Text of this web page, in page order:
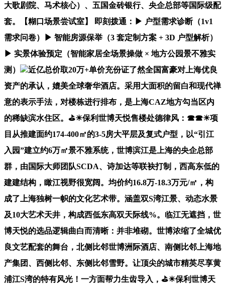
大歌剧院、马术核心）、五国金砖银行、央企总部等国际级配
套。【糊口场景尝试室】 即刻拨通：▶ 户型需求诊断（1v1
需求问卷）▶ 智能房源保举（3 套定制方案 + 3D 户型解析）
▶ 实景体验预定（智能家居全场景操做 × 地方公园景不雅实
测）
近亿总价取20万+单价充份证了然全国富豪对上海优良
资产的承认，媲美全球奢华酒店。采用大面积的留白和现代禅
意的表示手法，对楼栋进行排布，是上海CAZ地方勾当区内
的稀缺滨水住区。⛳☀︎保利世博天悦售楼处德律风：☎☎☀︎项
目从推建面约174-400㎡的3-5房大平层及复式户型，以“引江
入园”建立约6万㎡景不雅系统，世博滨江是上海的央企总部
群，由国际大师团队SCDA、诗加达等联袂打制，西高东低的
建建结构，瞰江视野很宽阔。均价约16.8万-18.3万元/㎡，构
成了上海独树一帜的文化艺术带。涵盖双S湾江景、动态水景
及10大艺术天井，构成西低东高双天际线%。临江无遮挡，世
博天悦的选品逻辑曲白而清晰：并非堆砌。世博浓缩了全城优
良文艺配套的舞台，北侧比邻世博洲际酒店、南侧比邻上海地
产集团、西侧比邻、东侧比邻雪野。让顶尖的城市精英尽享黄
浦江S湾的特有风光！一方面帮力生齿导入，⛳☀︎保利世博天